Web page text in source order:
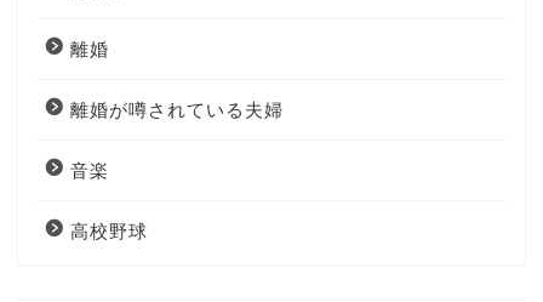
離婚
離婚が噂されている夫婦
音楽
高校野球